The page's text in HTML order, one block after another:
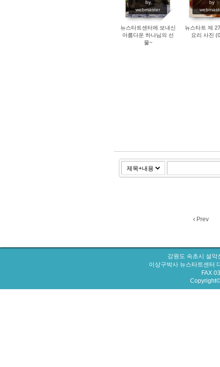
by
webmaster
뉴스타트센터에 보내신
아름다운 하나님의 선
물~
by
뉴스타트 제
요리 사진
Prev
강원도 속초시 설
이상구박사 뉴스타트센터
FAX